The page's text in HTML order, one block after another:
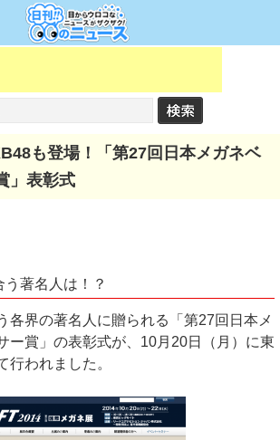
も登場！「第27回日本メガネベ
」表彰式
う著名人は！？
各界の著名人に贈られる「第27回日本メ
ー賞」の表彰式が、10月20日（月）に東
行われました。